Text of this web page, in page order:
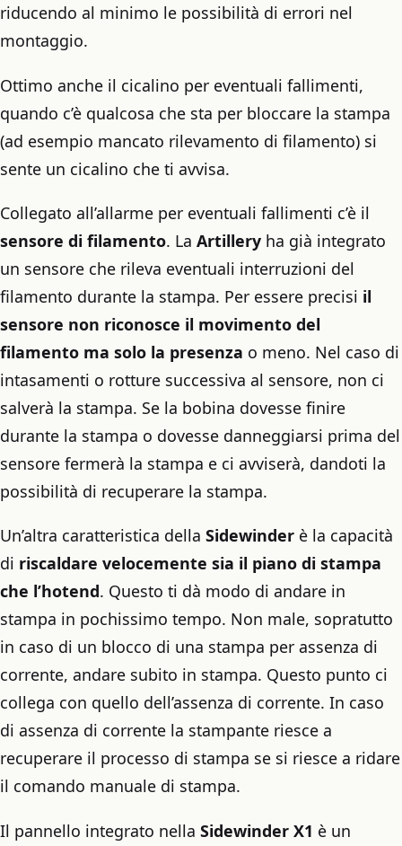
riducendo al minimo le possibilità di errori nel
montaggio.
Ottimo anche il cicalino per eventuali fallimenti,
quando c’è qualcosa che sta per bloccare la stampa
(ad esempio mancato rilevamento di filamento) si
sente un cicalino che ti avvisa.
Collegato all’allarme per eventuali fallimenti c’è il
sensore di filamento. La Artillery ha già integrato
un sensore che rileva eventuali interruzioni del
filamento durante la stampa. Per essere precisi il
sensore non riconosce il movimento del
filamento ma solo la presenza o meno. Nel caso di
intasamenti o rotture successiva al sensore, non ci
salverà la stampa. Se la bobina dovesse finire
durante la stampa o dovesse danneggiarsi prima del
sensore fermerà la stampa e ci avviserà, dandoti la
possibilità di recuperare la stampa.
Un’altra caratteristica della Sidewinder è la capacità
di riscaldare velocemente sia il piano di stampa
che l’hotend. Questo ti dà modo di andare in
stampa in pochissimo tempo. Non male, sopratutto
in caso di un blocco di una stampa per assenza di
corrente, andare subito in stampa. Questo punto ci
collega con quello dell’assenza di corrente. In caso
di assenza di corrente la stampante riesce a
recuperare il processo di stampa se si riesce a ridare
il comando manuale di stampa.
Il pannello integrato nella Sidewinder X1 è un